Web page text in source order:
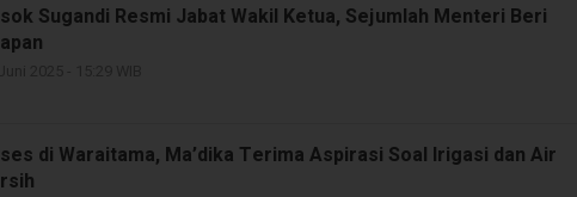
Sugandi Resmi Jabat Wakil Ketua, Sejumlah Menteri Beri
di Waraitama, Ma’dika Terima Aspirasi Soal Irigasi dan Air